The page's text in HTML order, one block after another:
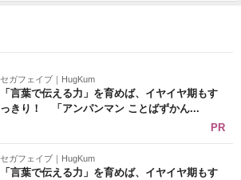
セガフェイブ｜HugKum
「言葉で伝える力」を育めば、イヤイヤ期もす
っきり！ 「アンパンマン ことばずかん...
PR
セガフェイブ｜HugKum
「言葉で伝える力」を育めば、イヤイヤ期もす